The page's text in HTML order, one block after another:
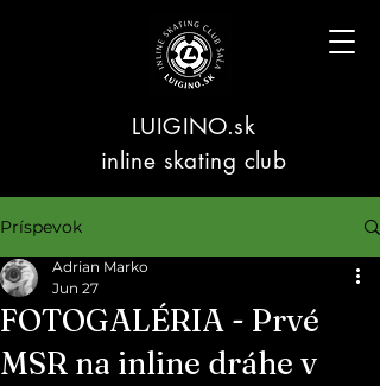
LUIGINO.sk
inline skating club
Príspevok
FOTOGALÉRIA - Prvé
MSR na inline dráhe v
Adrian Marko
Jun 27